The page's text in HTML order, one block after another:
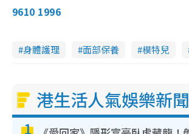
9610 1996
身體護理 面部保養 模特兒
港生活人氣娛樂新聞
1